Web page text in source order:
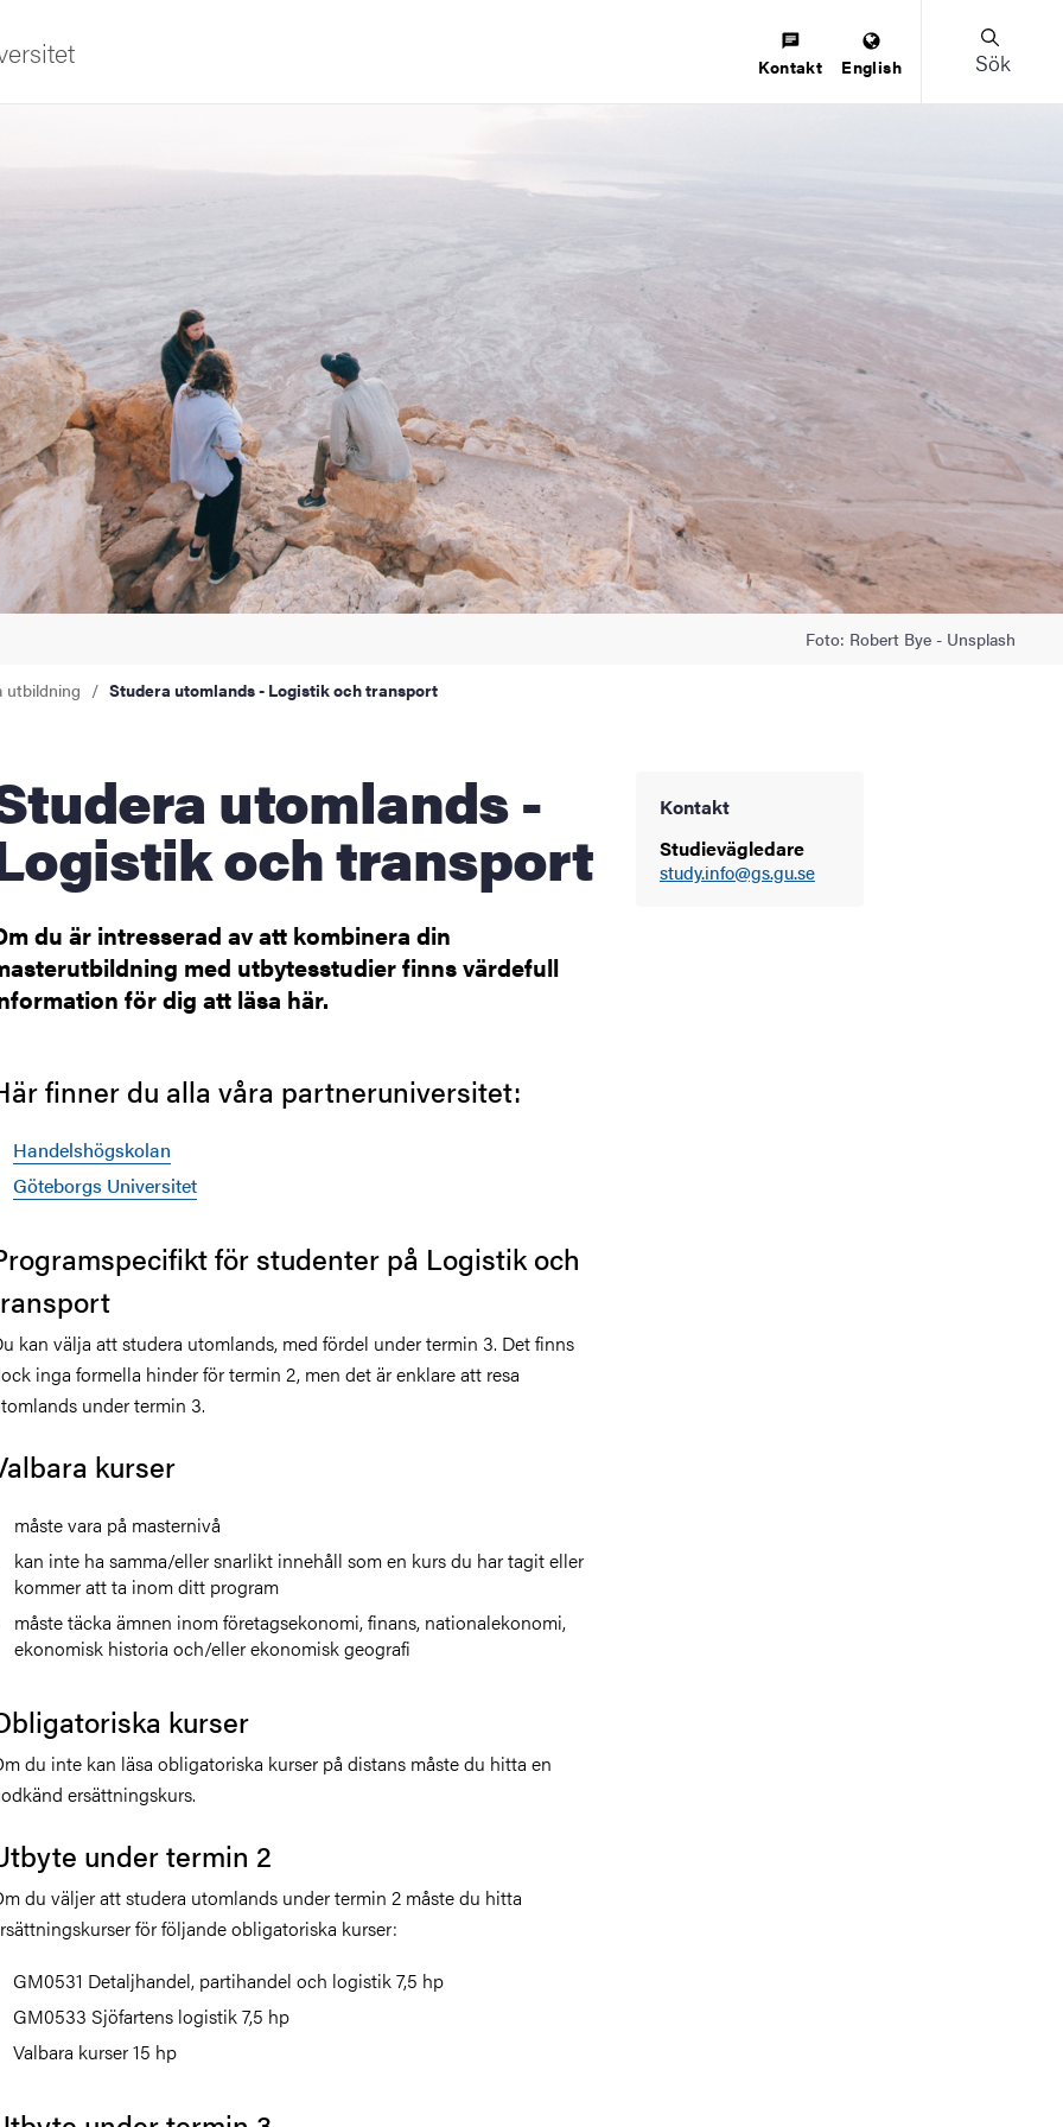
och antagning
innovation
Kontakt English Sök
Foto: Robert Bye - Unsplash
utbildning Studera utomlands - Logistik och transport
-
och transport
du är intresserad av att kombinera din
med utbytesstudier finns värdefull
för dig att läsa här.
Kontakt
Studievägledare
study.info@gs.gu.se
finner du alla våra partneruniversitet:
Handelshögskolan
Göteborgs Universitet
för studenter på Logistik och
kan välja att studera utomlands, med fördel under termin 3. Det finns
inga formella hinder för termin 2, men det är enklare att resa
under termin 3.
kurser
måste vara på masternivå
kan inte ha samma/eller snarlikt innehåll som en kurs du har tagit eller
kommer att ta inom ditt program
måste täcka ämnen inom företagsekonomi, finans, nationalekonomi,
ekonomisk historia och/eller ekonomisk geografi
kurser
du inte kan läsa obligatoriska kurser på distans måste du hitta en
ersättningskurs.
under termin 2
du väljer att studera utomlands under termin 2 måste du hitta
för följande obligatoriska kurser:
GM0531 Detaljhandel, partihandel och logistik 7,5 hp
GM0533 Sjöfartens logistik 7,5 hp
Valbara kurser 15 hp